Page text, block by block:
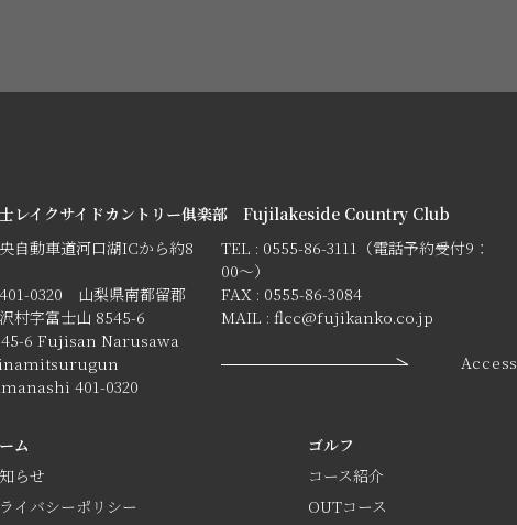
レイクサイドカントリー俱楽部 Fujilakeside Country Club
自動車道河口湖ICから約8
0320 山梨県南都留郡
村字富士山 8545-6
6 Fujisan Narusawa
401-0320
TEL : 0555-86-3111（電話予約受付9：
00〜）
FAX : 0555-86-3084
MAIL : flcc@fujikanko.co.jp
Access
ム
らせ
イバシーポリシー
ゴルフ
コース紹介
OUTコース